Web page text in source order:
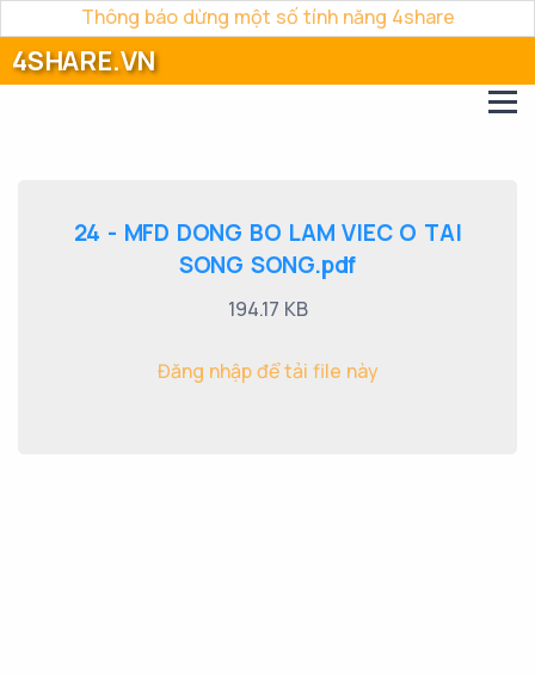
Thông báo dừng một số tính năng 4share
4SHARE.VN
24 - MFD DONG BO LAM VIEC O TAI
SONG SONG.pdf
194.17 KB
Đăng nhập để tải file này